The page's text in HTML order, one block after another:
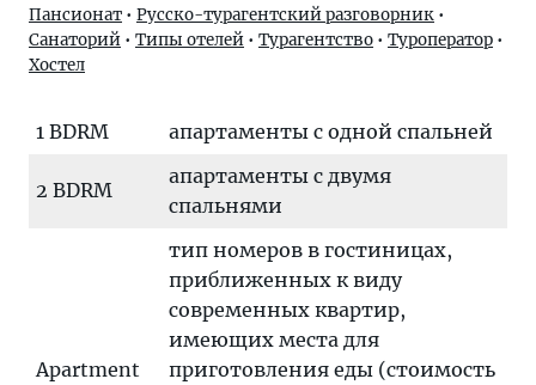
Пансионат • Русско-турагентский разговорник •
Санаторий • Типы отелей • Турагентство • Туроператор •
Хостел
1 BDRM апартаменты с одной спальней
2 BDRM
апартаменты с двумя
спальнями
Apartment
тип номеров в гостиницах,
приближенных к виду
современных квартир,
имеющих места для
приготовления еды (стоимость